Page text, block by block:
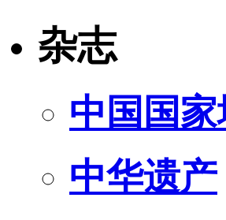
杂志
中国国
中华遗产